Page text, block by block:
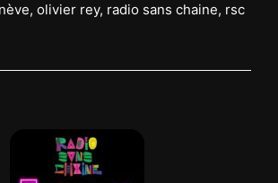
, olivier rey, radio sans chaine, rsc